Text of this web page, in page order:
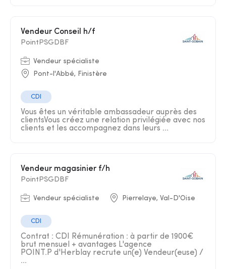
Vendeur Conseil h/f
PointPSGDBF
Vendeur spécialiste
Pont-l'Abbé, Finistère
CDI
Vous êtes un véritable ambassadeur auprès des
clientsVous créez une relation privilégiée avec nos
clients et les accompagnez dans leurs ...
Vendeur magasinier f/h
PointPSGDBF
Vendeur spécialiste Pierrelaye, Val-D'Oise
CDI
Contrat : CDI Rémunération : à partir de 1900€
brut mensuel + avantages L'agence
POINT.P d'Herblay recrute un(e) Vendeur(euse) /
...